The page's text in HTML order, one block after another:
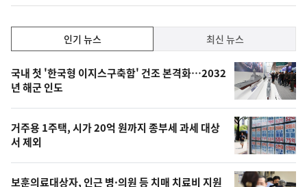
기,
최
신,
오
늘
의
영
인기 뉴스 최신 뉴스
기
뉴
스
국내 첫 '한국형 이지스구축함' 건조 본격화…2032
년 해군 인도
거주용 1주택, 시가 20억 원까지 종부세 과세 대상
서 제외
보훈의료대상자, 인근 병·의원 등 치매 치료비 지원